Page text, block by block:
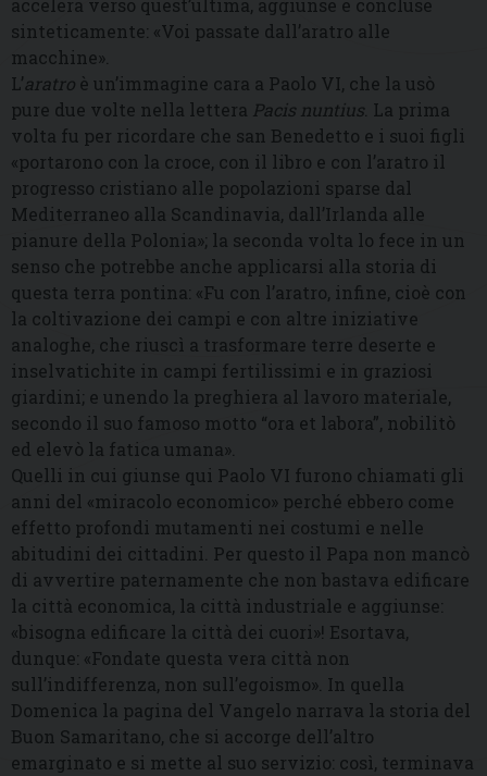
accelera verso quest’ultima, aggiunse e concluse
sinteticamente: «Voi passate dall’aratro alle
macchine».
L’aratro è un’immagine cara a Paolo VI, che la usò
pure due volte nella lettera Pacis nuntius . La prima
volta fu per ricordare che san Benedetto e i suoi figli
«portarono con la croce, con il libro e con l’aratro il
progresso cristiano alle popolazioni sparse dal
Mediterraneo alla Scandinavia, dall’Irlanda alle
pianure della Polonia»; la seconda volta lo fece in un
senso che potrebbe anche applicarsi alla storia di
questa terra pontina: «Fu con l’aratro, infine, cioè con
la coltivazione dei campi e con altre iniziative
analoghe, che riuscì a trasformare terre deserte e
inselvatichite in campi fertilissimi e in graziosi
giardini; e unendo la preghiera al lavoro materiale,
secondo il suo famoso motto “ora et labora”, nobilitò
ed elevò la fatica umana».
Quelli in cui giunse qui Paolo VI furono chiamati gli
anni del «miracolo economico» perché ebbero come
effetto profondi mutamenti nei costumi e nelle
abitudini dei cittadini. Per questo il Papa non mancò
di avvertire paternamente che non bastava edificare
la città economica, la città industriale e aggiunse:
«bisogna edificare la città dei cuori»! Esortava,
dunque: «Fondate questa vera città non
sull’indifferenza, non sull’egoismo». In quella
Domenica la pagina del Vangelo narrava la storia del
Buon Samaritano, che si accorge dell’altro
emarginato e si mette al suo servizio: così, terminava